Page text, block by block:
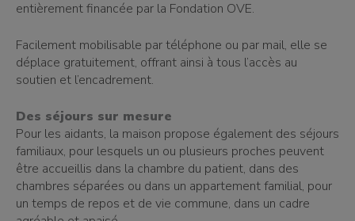
entièrement financée par la Fondation OVE.
Facilement mobilisable par téléphone ou par mail, elle se
déplace gratuitement, offrant ainsi à tous l’accès au
soutien et l’encadrement.
Des séjours sur mesure
Pour les aidants, la maison propose également des séjours
familiaux, pour lesquels un ou plusieurs proches peuvent
être accueillis dans la chambre du patient, dans des
chambres séparées ou dans un appartement familial, pour
un temps de repos et de vie commune, dans un cadre